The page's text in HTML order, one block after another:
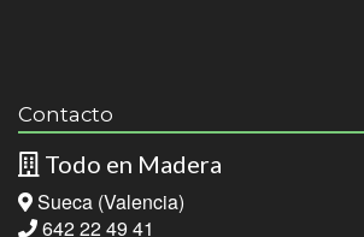
Contacto
Todo en Madera
Sueca (Valencia)
642 22 49 41